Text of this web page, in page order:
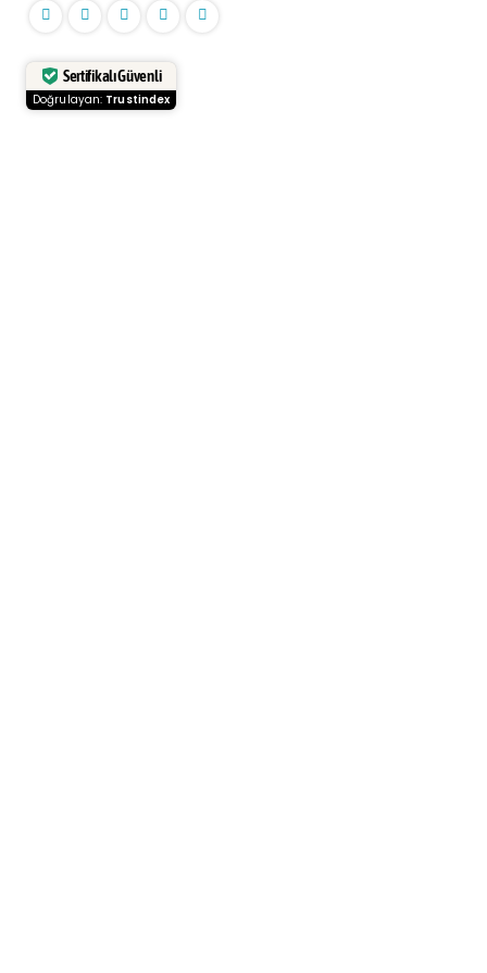
Sertifikalı Güvenli
Doğrulayan: Trustindex